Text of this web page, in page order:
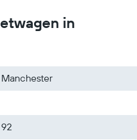
in
Manchester
92